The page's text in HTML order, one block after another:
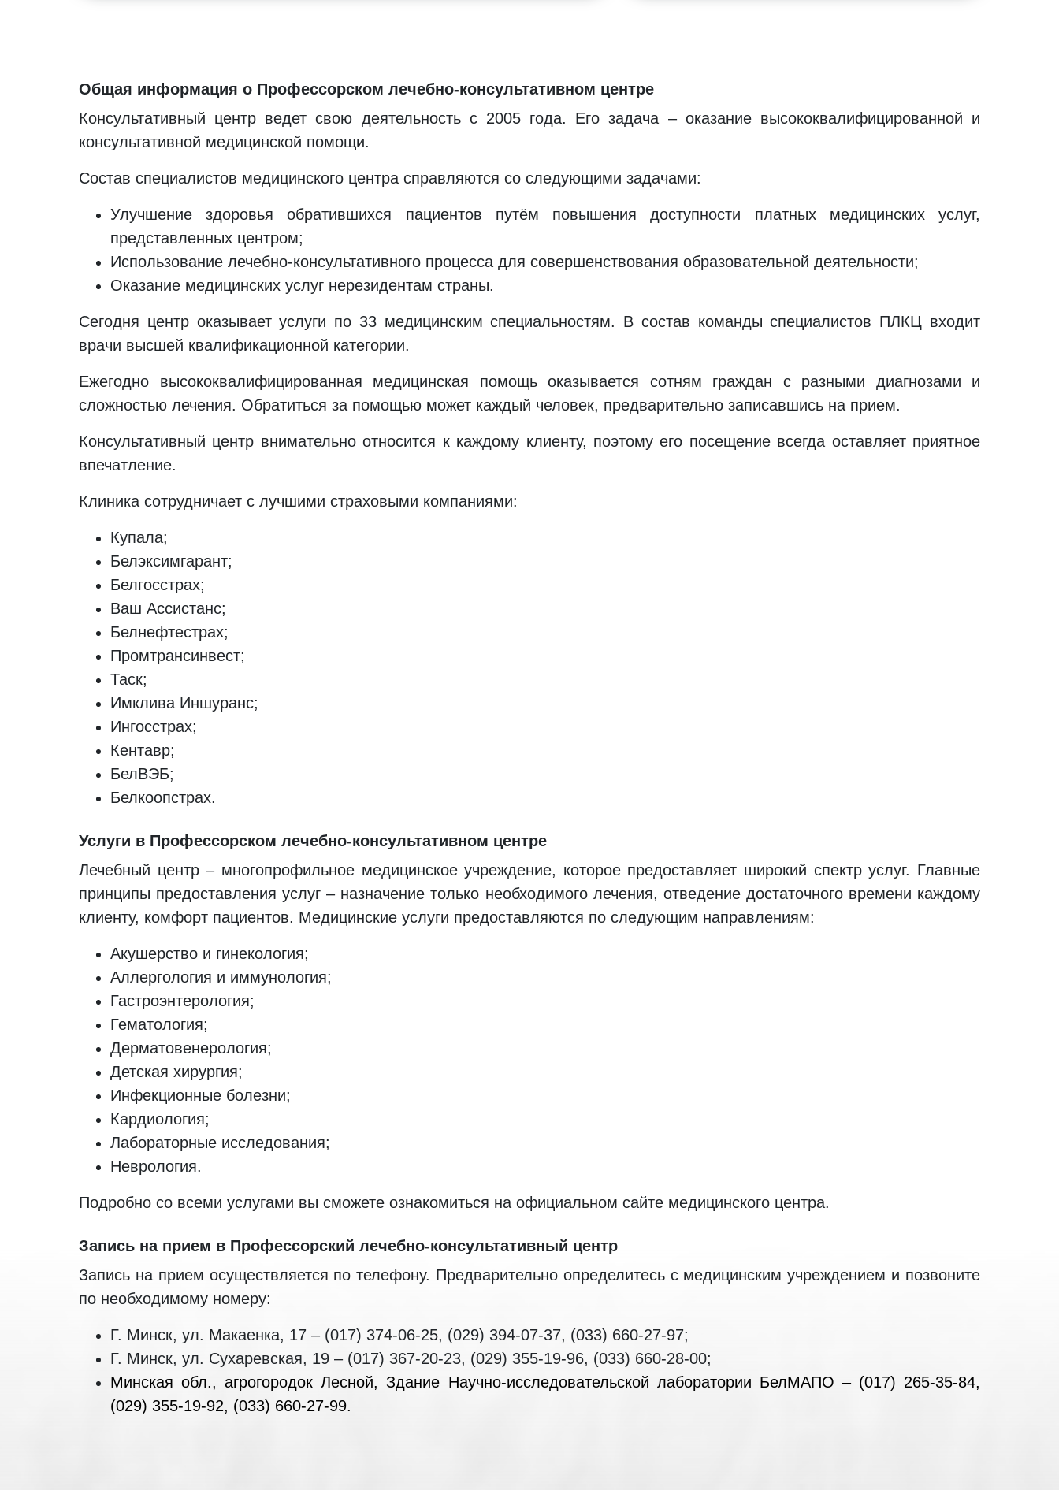
Общая информация о Профессорском лечебно-консультативном центре
Консультативный центр ведет свою деятельность с 2005 года. Его задача – оказание высококвалифицированной и
консультативной медицинской помощи.
Состав специалистов медицинского центра справляются со следующими задачами:
Улучшение здоровья обратившихся пациентов путём повышения доступности платных медицинских услуг,
представленных центром;
Использование лечебно-консультативного процесса для совершенствования образовательной деятельности;
Оказание медицинских услуг нерезидентам страны.
Сегодня центр оказывает услуги по 33 медицинским специальностям. В состав команды специалистов ПЛКЦ входит
врачи высшей квалификационной категории.
Ежегодно высококвалифицированная медицинская помощь оказывается сотням граждан с разными диагнозами и
сложностью лечения. Обратиться за помощью может каждый человек, предварительно записавшись на прием.
Консультативный центр внимательно относится к каждому клиенту, поэтому его посещение всегда оставляет приятное
впечатление.
Клиника сотрудничает с лучшими страховыми компаниями:
Купала;
Белэксимгарант;
Белгосстрах;
Ваш Ассистанс;
Белнефтестрах;
Промтрансинвест;
Таск;
Имклива Иншуранс;
Ингосстрах;
Кентавр;
БелВЭБ;
Белкоопстрах.
Услуги в Профессорском лечебно-консультативном центре
Лечебный центр – многопрофильное медицинское учреждение, которое предоставляет широкий спектр услуг. Главные
принципы предоставления услуг – назначение только необходимого лечения, отведение достаточного времени каждому
клиенту, комфорт пациентов. Медицинские услуги предоставляются по следующим направлениям:
Акушерство и гинекология;
Аллергология и иммунология;
Гастроэнтерология;
Гематология;
Дерматовенерология;
Детская хирургия;
Инфекционные болезни;
Кардиология;
Лабораторные исследования;
Неврология.
Подробно со всеми услугами вы сможете ознакомиться на официальном сайте медицинского центра.
Запись на прием в Профессорский лечебно-консультативный центр
Запись на прием осуществляется по телефону. Предварительно определитесь с медицинским учреждением и позвоните
по необходимому номеру:
Г. Минск, ул. Макаенка, 17 – (017) 374-06-25, (029) 394-07-37, (033) 660-27-97;
Г. Минск, ул. Сухаревская, 19 – (017) 367-20-23, (029) 355-19-96, (033) 660-28-00;
Минская обл., агрогородок Лесной, Здание Научно-исследовательской лаборатории БелМАПО – (017) 265-35-84,
(029) 355-19-92, (033) 660-27-99.